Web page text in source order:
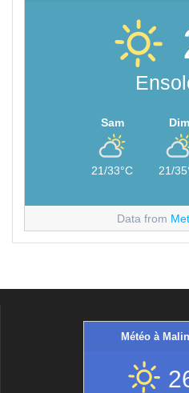
Sam
21/33°C
Dim
21/
Data from
Météo à